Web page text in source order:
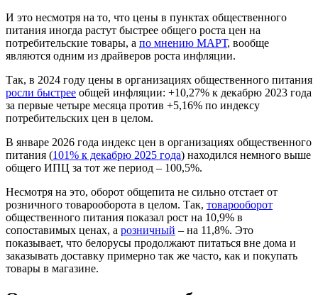
И это несмотря на то, что цены в пунктах общественного
питания иногда растут быстрее общего роста цен на
потребительские товары, а по мнению МАРТ, вообще
являются одним из драйверов роста инфляции.
Так, в 2024 году цены в организациях общественного питания
росли быстрее общей инфляции: +10,27% к декабрю 2023 года
за первые четыре месяца против +5,16% по индексу
потребительских цен в целом.
В январе 2026 года индекс цен в организациях общественного
питания (101% к декабрю 2025 года) находился немного выше
общего ИПЦ за тот же период – 100,5%.
Несмотря на это, оборот общепита не сильно отстает от
розничного товарооборота в целом. Так, товарооборот
общественного питания показал рост на 10,9% в
сопоставимых ценах, а розничный – на 11,8%. Это
показывает, что белорусы продолжают питаться вне дома и
заказывать доставку примерно так же часто, как и покупать
товары в магазине.